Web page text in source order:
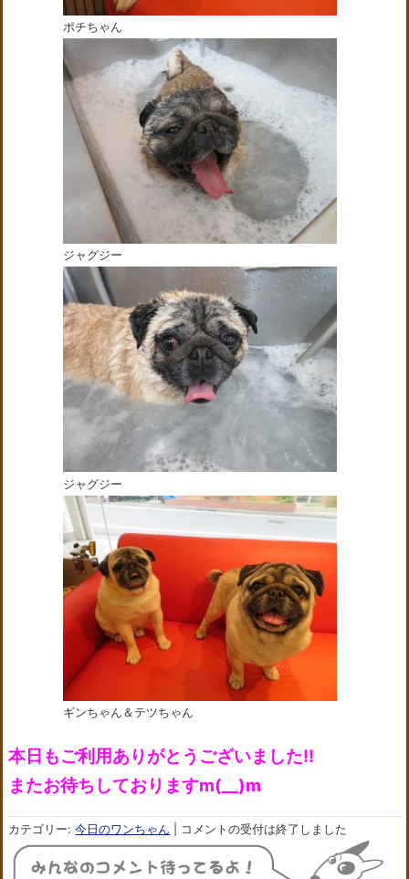
ポチちゃん
ジャグジー
ジャグジー
ギンちゃん＆テツちゃん
本日もご利用ありがとうございました!!
またお待ちしておりますm(__)m
カテゴリー:今日のワンちゃん コメントの受付は終了しました